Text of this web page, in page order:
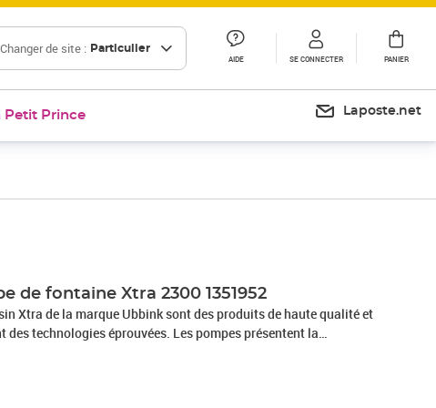
Changer de site : Particulier
AIDE SE CONNECTER PANIER
Petit Prince Laposte.net
de fontaine Xtra 2300 1351952
Xtra de la marque Ubbink sont des produits de haute qualité et
des technologies éprouvées. Les pompes présentent la
et sont conçues pour être utilisées dans des bassins de jardin,
à jet d'eau. Cette solide pompe de fontaine Xtra est équipée